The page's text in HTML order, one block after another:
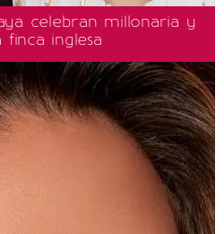
celebran millonaria y
inglesa